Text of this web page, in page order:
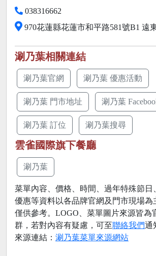
038316662
970花蓮縣花蓮市和平路581號B1 遠
涮乃葉相關連結
涮乃葉官網 涮乃葉 優惠活動
涮乃葉 門市地址 涮乃葉
涮乃葉 訂位 涮乃葉搜尋
雲雀國際旗下餐廳
涮乃葉
菜單內容、價格、時間、過年特殊節日
優惠等資料以各品牌官網及門市現場為
僅供參考。LOGO、菜單圖片來源皆為
群，若對內容有疑慮，可至聯絡我們通
來源連結： 涮乃葉菜單來源網站